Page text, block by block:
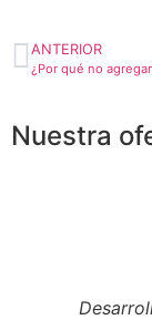
ANTERIOR
Nuestra